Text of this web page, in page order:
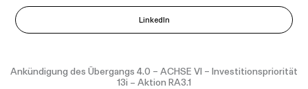
LinkedIn
Ankündigung des Übergangs 4.0 – ACHSE VI – Investitionspriorität
13i – Aktion RA3.1